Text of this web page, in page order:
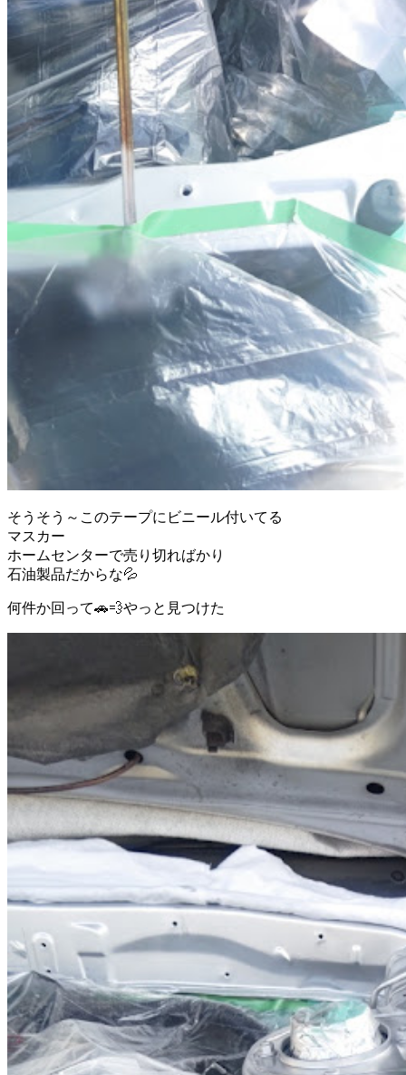
そうそう～このテープにビニール付いてる
マスカー
ホームセンターで売り切ればかり
石油製品だからな💦
何件か回って🚗💨やっと見つけた